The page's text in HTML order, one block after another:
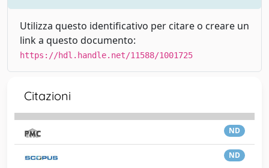
Utilizza questo identificativo per citare o creare un
link a questo documento:
https://hdl.handle.net/11588/1001725
Citazioni
ND
ND